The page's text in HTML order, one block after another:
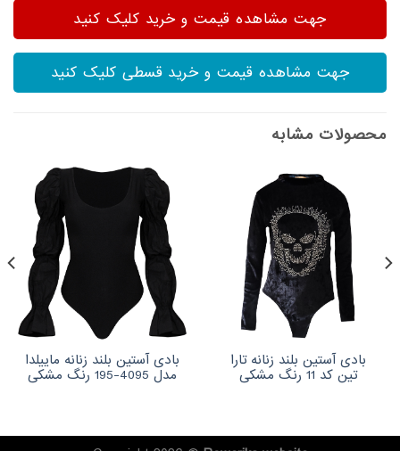
جهت مشاهده قیمت و خرید کلیک کنید
جهت مشاهده قیمت و خرید قسطی کلیک کنید
محصولات مشابه
بادی آستین بلند زنانه تارا
تین کد 11 رنگ مشکی
بادی آستین بلند زنانه ماییلدا
مدل 4095-195 رنگ مشکی